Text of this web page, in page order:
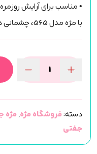
• مناسب برای آرایش
با مژه مدل 565، چشمانی درخشان‌تر از همیشه داشته باشید ✨
جفتی
(مژه
مصنوعی)
دسته:فروشگاه مژه,مژه
جفتی